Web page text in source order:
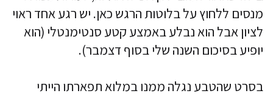
מנסים ללחוץ על בלוטות הרגש כאן. יש רגע אחד ראוי
לציון אבל הוא נבלע באמצע קטע סנטימנטלי (הוא
יופיע בסיכום השנה שלי בסוף דצמבר).
בסרט שהטבע נגלה ממנו במלוא תפארתו הייתי